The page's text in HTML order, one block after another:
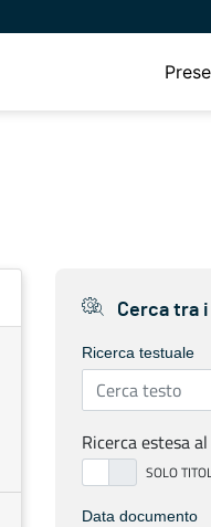
Cerca tra
Ricerca testuale
Ricerca estesa
Data documento